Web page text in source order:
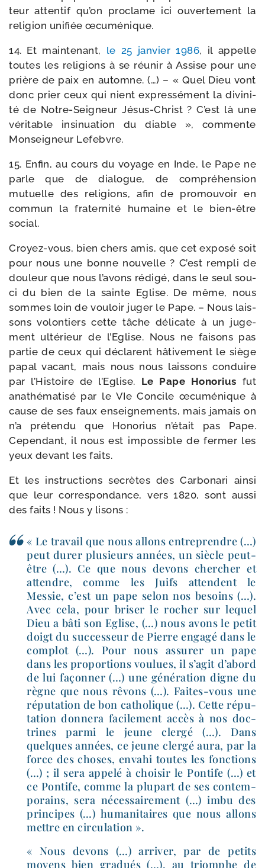
teur atten­tif qu’on pro­clame ici ouver­te­ment la
reli­gion uni­fiée œcuménique.
14. Et main­te­nant, le 25 jan­vier 1986, il appelle
toutes les reli­gions à se réunir à Assise pour une
prière de paix en automne. (…) – « Quel Dieu vont
donc prier ceux qui nient expres­sé­ment la divi­ni­
té de Notre-​Seigneur Jésus-​Christ ? C’est là une
véri­table insi­nua­tion du diable », com­mente
Monseigneur Lefebvre.
15. Enfin, au cours du voyage en Inde, le Pape ne
parle que de dia­logue, de com­pré­hen­sion
mutuelle des reli­gions, afin de pro­mou­voir en
com­mun la fra­ter­ni­té humaine et le bien-​être
social.
Croyez-​vous, bien chers amis, que cet expo­sé soit
pour nous une bonne nou­velle ? C’est rem­pli de
dou­leur que nous l’avons rédi­gé, dans le seul sou­
ci du bien de la sainte Eglise. De même, nous
sommes loin de vou­loir juger le Pape. – Nous lais­
sons volon­tiers cette tâche déli­cate à un juge­
ment ulté­rieur de l’Eglise. Nous ne fai­sons pas
par­tie de ceux qui déclarent hâti­ve­ment le siège
papal vacant, mais nous nous lais­sons conduire
par l’Histoire de l’Eglise. Le Pape Honorius fut
ana­thé­ma­ti­sé par le VIe Concile œcu­mé­nique à
cause de ses faux ensei­gne­ments, mais jamais on
n’a pré­ten­du que Honorius n’était pas Pape.
Cependant, il nous est impos­sible de fer­mer les
yeux devant les faits.
Et les ins­truc­tions secrètes des Carbonari ain­si
que leur cor­res­pon­dance, vers 1820, sont aus­si
des faits ! Nous y lisons :
« Le tra­vail que nous allons entre­prendre (…)
peut durer plu­sieurs années, un siècle peut-​
être (…). Ce que nous devons cher­cher et
attendre, comme les Juifs attendent le
Messie, c’est un pape selon nos besoins (…).
Avec cela, pour bri­ser le rocher sur lequel
Dieu a bâti son Eglise, (…) nous avons le petit
doigt du suc­ces­seur de Pierre enga­gé dans le
com­plot (…). Pour nous assu­rer un pape
dans les pro­por­tions vou­lues, il s’agit d’abord
de lui façon­ner (…) une géné­ra­tion digne du
règne que nous rêvons (…). Faites-​vous une
répu­ta­tion de bon catho­lique (…). Cette répu­
ta­tion don­ne­ra faci­le­ment accès à nos doc­
trines par­mi le jeune cler­gé (…). Dans
quelques années, ce jeune cler­gé aura, par la
force des choses, enva­hi toutes les fonc­tions
(…) ; il sera appe­lé à choi­sir le Pontife (…) et
ce Pontife, comme la plu­part de ses contem­
po­rains, sera néces­sai­re­ment (…) imbu des
prin­cipes (…) huma­ni­taires que nous allons
mettre en circulation ».
« Nous devons (…) arri­ver, par de petits
moyens bien gra­dués (…), au triomphe de